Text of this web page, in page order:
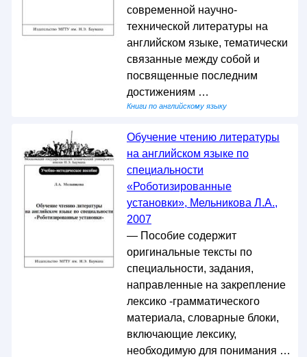
современной научно-
технической литературы на
английском языке, тематически
связанные между собой и
посвященные последним
достижениям …
Книги по английскому языку
Обучение чтению литературы
на английском языке по
специальности
«Роботизированные
установки», Мельникова Л.А.,
2007
— Пособие содержит
оригинальные тексты по
специальности, задания,
направленные на закрепление
лексико -грамматического
материала, словарные блоки,
включающие лексику,
необходимую для понимания …